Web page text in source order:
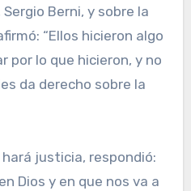
Berni, y sobre la
“Ellos hicieron algo
por lo que hicieron, y no
da derecho sobre la
justicia, respondió:
Dios y en que nos va a